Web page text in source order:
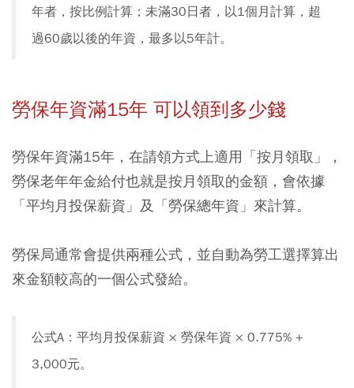
年者，按比例計算；未滿30日者，以1個月計算，超
過60歲以後的年資，最多以5年計。
勞保年資滿15年 可以領到多少錢
勞保年資滿15年，在請領方式上適用「按月領取」，
勞保老年年金給付也就是按月領取的金額，會依據
「平均月投保薪資」及「勞保總年資」來計算。
勞保局通常會提供兩種公式，並自動為勞工選擇算出
來金額較高的一個公式發給。
公式A：平均月投保薪資 × 勞保年資 × 0.775% +
3,000元。